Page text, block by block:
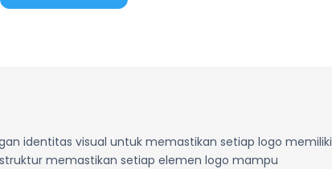
identitas visual untuk memastikan setiap logo memiliki
memastikan setiap elemen logo mampu